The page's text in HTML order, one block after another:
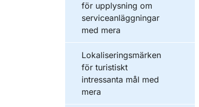
för upplysning om
serviceanläggningar
med mera
Lokaliseringsmärken
för turistiskt
intressanta mål med
mera